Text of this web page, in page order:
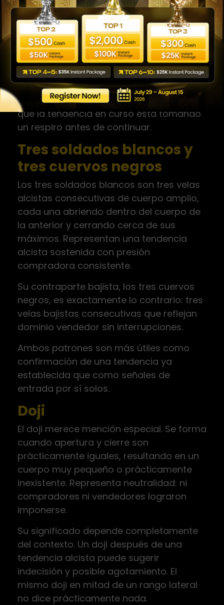
Patrones de continuación
No todos los patrones de velas señalan
reversiones. Algunos simplemente indican
que la tendencia en curso está tomando
un respiro antes de continuar.
Tres soldados blancos y
tres cuervos negros
Los tres soldados blancos son tres velas
alcistas consecutivas de cuerpo amplio,
cada una abriendo dentro del cuerpo de
la anterior y cerrando cerca de sus
máximos. Representan una tendencia
alcista sostenida con presión
compradora consistente.
Su contraparte bajista, los tres cuervos
negros, es exactamente lo contrario: tres
velas bajistas consecutivas que reflejan
dominio vendedor sin interrupciones.
Ambos patrones son más útiles como
confirmación de una tendencia ya
establecida que como señales de
entrada por sí solos.
Doji
El doji merece mención especial. Se forma
cuando apertura y cierre son
prácticamente iguales, resultando en un
cuerpo muy pequeño o prácticamente
inexistente. Representa neutralidad: ni
compradores ni vendedores lograron
imponerse.
Su significado depende completamente
del contexto. Un doji después de una
tendencia alcista puede sugerir
indecisión y posible agotamiento. El
mismo doji en mitad de un rango lateral
no dice prácticamente nada.